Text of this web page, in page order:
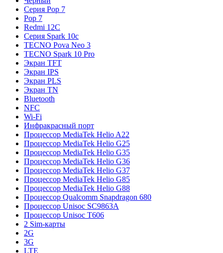
Серия Pop 7
Pop 7
Redmi 12C
Серия Spark 10c
TECNO Pova Neo 3
TECNO Spark 10 Pro
Экран TFT
Экран IPS
Экран PLS
Экран TN
Bluetooth
NFC
Wi-Fi
Инфракрасный порт
Процессор MediaTek Helio A22
Процессор MediaTek Helio G25
Процессор MediaTek Helio G35
Процессор MediaTek Helio G36
Процессор MediaTek Helio G37
Процессор MediaTek Helio G85
Процессор MediaTek Helio G88
Процессор Qualcomm Snapdragon 680
Процессор Unisoc SC9863A
Процессор Unisoc T606
2 Sim-карты
2G
3G
LTE